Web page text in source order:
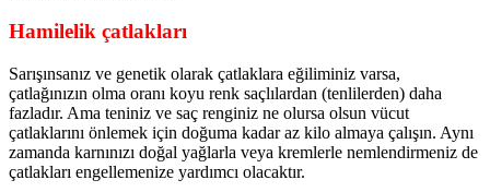
Hamilelik çatlakları
Sarışınsanız ve genetik olarak çatlaklara eğiliminiz varsa,
çatlağınızın olma oranı koyu renk saçlılardan (tenlilerden) daha
fazladır. Ama teniniz ve saç renginiz ne olursa olsun vücut
çatlaklarını önlemek için doğuma kadar az kilo almaya çalışın. Aynı
zamanda karnınızı doğal yağlarla veya kremlerle nemlendirmeniz de
çatlakları engellemenize yardımcı olacaktır.